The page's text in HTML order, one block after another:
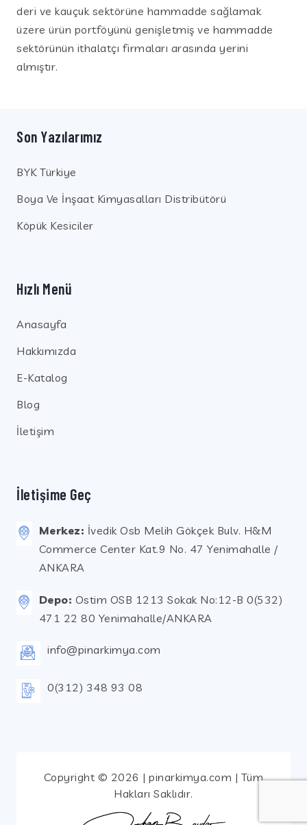
deri ve kauçuk sektörüne hammadde sağlamak
üzere ürün portföyünü genişletmiş ve hammadde
sektörünün ithalatçı firmaları arasında yerini
almıştır.
Son Yazılarımız
BYK Türkiye
Boya Ve İnşaat Kimyasalları Distribütörü
Köpük Kesiciler
Hızlı Menü
Anasayfa
Hakkımızda
E-Katalog
Blog
İletişim
İletişime Geç
Merkez: İvedik Osb Melih Gökçek Bulv. H&M
Commerce Center Kat.9 No. 47 Yenimahalle /
ANKARA
Depo: Ostim OSB 1213 Sokak No:12-B 0(532)
471 22 80 Yenimahalle/ANKARA
info@pinarkimya.com
0(312) 348 93 08
Copyright © 2026 | pinarkimya.com | Tüm
Hakları Saklıdır.